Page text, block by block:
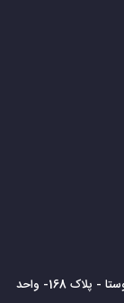
تهران- خیابان آزادی- بین خیابان اسکندری و اوستا - پلاک 168- واحد